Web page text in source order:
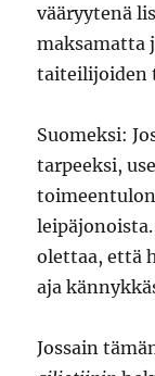
vääryytenä
maksamatta
taiteilijoiden
Suomeksi:
tarpeeksi,
olettaa, että
aja
Jossain